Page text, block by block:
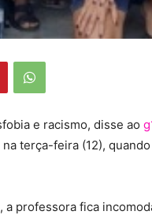
e racismo, disse ao
terça-feira (12),
professora fica